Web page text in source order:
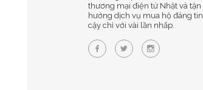
thương mại điện tử Nhật và tận
hưởng dịch vụ mua hộ đáng tin
cậy chỉ với vài lần nhấp.